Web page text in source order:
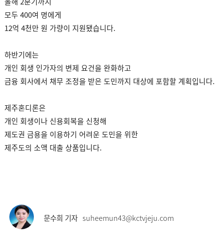
모두 400여 명에게
12억 4천만 원 가량이 지원됐습니다.
하반기에는
개인 회생 인가자의 변제 요건을 완화하고
금융 회사에서 채무 조정을 받은 도민까지 대상에 포함할 계획입니다.
제주혼디론은
개인 회생이나 신용회복을 신청해
제도권 금용을 이용하기 어려운 도민을 위한
제주도의 소액 대출 상품입니다.
문수희 기자 suheemun43@kctvjeju.com